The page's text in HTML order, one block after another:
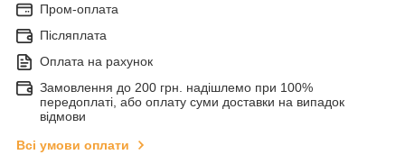
Пром-оплата
Післяплата
Оплата на рахунок
Замовлення до 200 грн. надішлемо при 100%
передоплаті, або оплату суми доставки на випадок
відмови
Всі умови оплати